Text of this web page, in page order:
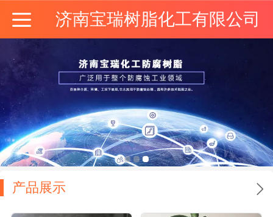
济南宝瑞树脂化工有限公司
产品展示